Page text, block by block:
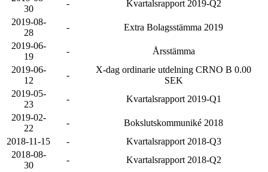
30
-
Kvartalsrapport 2019-Q2
2019-08-
28
-
Extra Bolagsstämma 2019
2019-06-
19
-
Årsstämma
2019-06-
12
-
X-dag ordinarie utdelning CRNO B 0.00
SEK
2019-05-
23
-
Kvartalsrapport 2019-Q1
2019-02-
22
-
Bokslutskommuniké 2018
2018-11-15
-
Kvartalsrapport 2018-Q3
2018-08-
30
-
Kvartalsrapport 2018-Q2